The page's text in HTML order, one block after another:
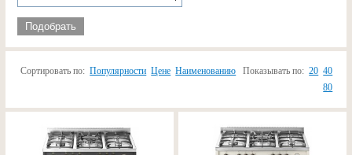
Подобрать
Сортировать по: Популярности Цене Наименованию Показывать по: 20 40
80